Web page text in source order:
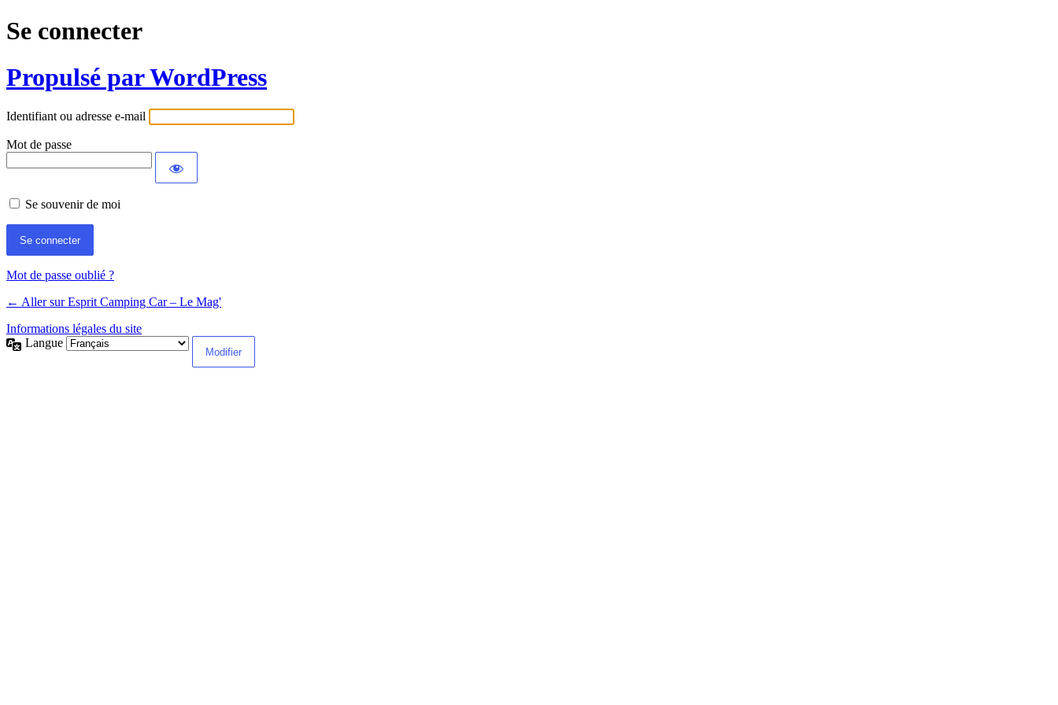
Se connecter
Propulsé par WordPress
Identifiant ou adresse e-mail
Mot de passe
Se souvenir de moi
Mot de passe oublié ?
← Aller sur Esprit Camping Car – Le Mag'
Informations légales du site
Langue